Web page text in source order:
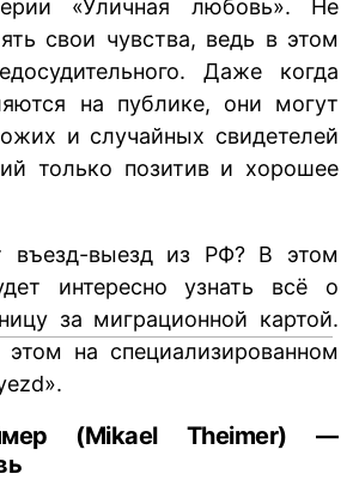
«Уличная любовь». Не
свои чувства, ведь в этом
Даже когда
на публике, они могут
и случайных свидетелей
только позитив и хорошее
въезд-выезд из РФ? В этом
интересно узнать всё о
за миграционной картой.
на специализированном
(Mikael Theimer) —